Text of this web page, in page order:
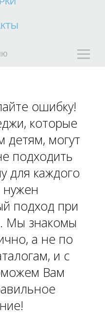
ошибку!
которые
детям, могут
подходить
для каждого
нужен
подход при
Мы знакомы
а не по
и с
Вам